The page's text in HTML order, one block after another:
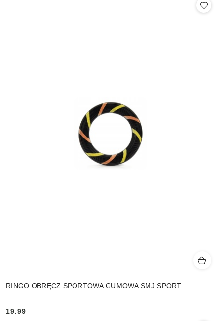
RINGO OBRĘCZ SPORTOWA GUMOWA SMJ SPORT
Cena:
19.99